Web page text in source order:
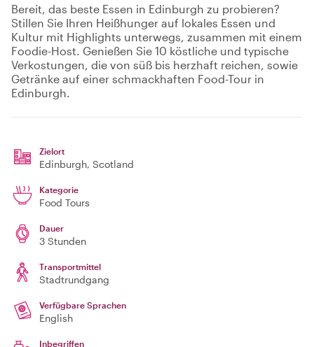
Bereit, das beste Essen in Edinburgh zu probieren?
Stillen Sie Ihren Heißhunger auf lokales Essen und
Kultur mit Highlights unterwegs, zusammen mit einem
Foodie-Host. Genießen Sie 10 köstliche und typische
Verkostungen, die von süß bis herzhaft reichen, sowie
Getränke auf einer schmackhaften Food-Tour in
Edinburgh.
Zielort
Edinburgh, Scotland
Kategorie
Food Tours
Dauer
3 Stunden
Transportmittel
Stadtrundgang
Verfügbare Sprachen
English
Inbegriffen